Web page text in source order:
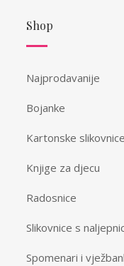
Shop
Najprodavanije
Bojanke
Kartonske slikovnice
Knjige za djecu
Radosnice
Slikovnice s
Spomenari i